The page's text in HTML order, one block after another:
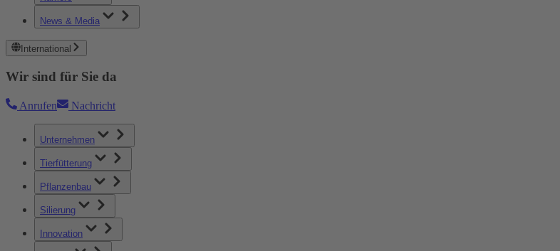
News & Media
International
Wir sind für Sie da
Anrufen Nachricht
Unternehmen
Tierfütterung
Pflanzenbau
Silierung
Innovation